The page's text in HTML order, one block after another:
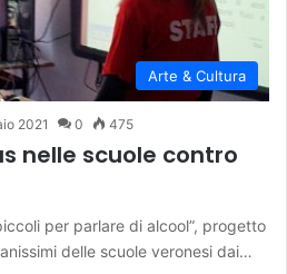
Arte & Cultura
2021 0 475
nelle scuole contro
per parlare di alcool”, progetto
delle scuole veronesi dai…